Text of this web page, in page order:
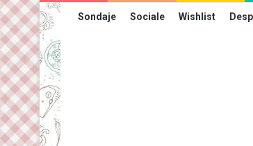
Sondaje Sociale Wishlist